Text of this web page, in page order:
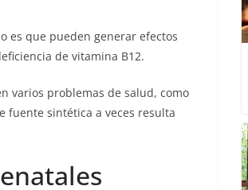
es que pueden generar efectos
de vitamina B12.
varios problemas de salud, como
fuente sintética a veces resulta